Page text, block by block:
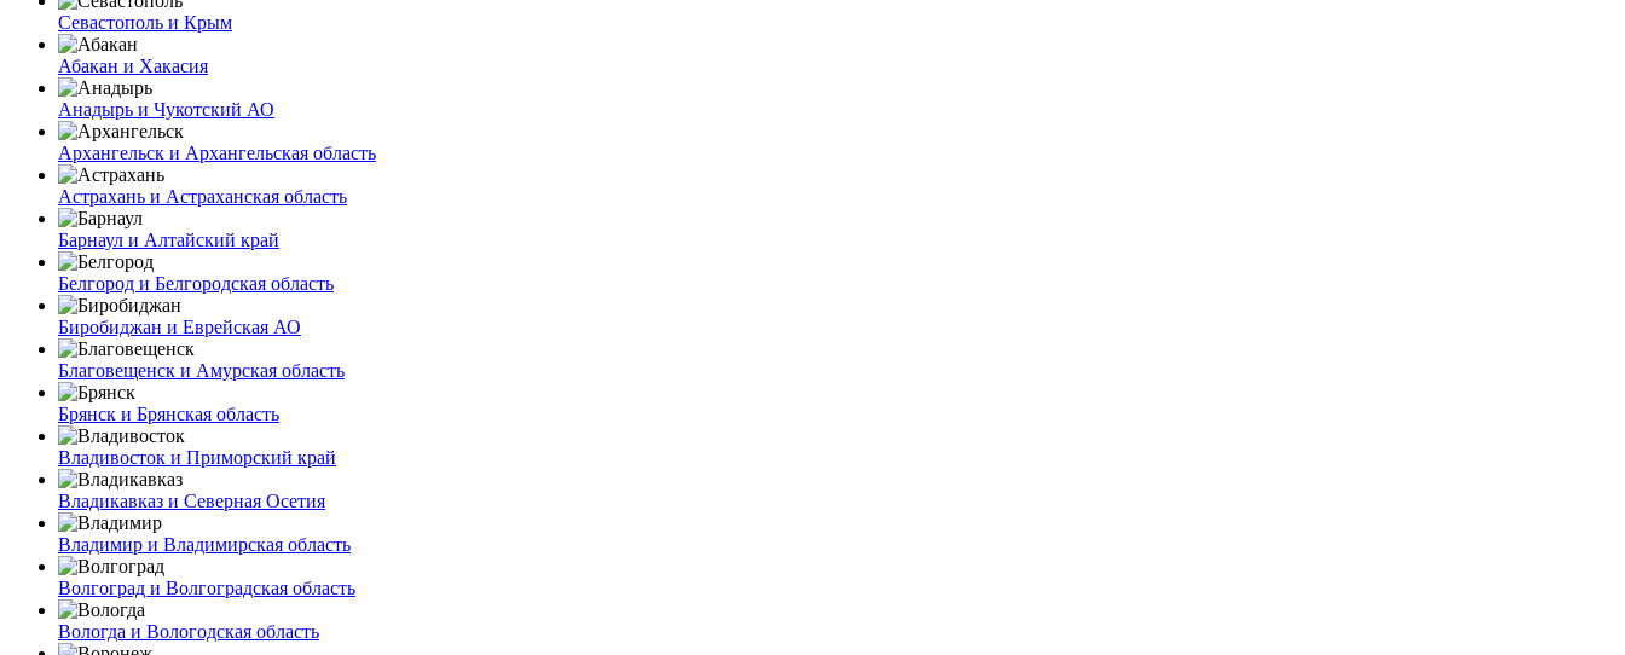
Севастополь и Крым
Абакан и Хакасия
Анадырь и Чукотский АО
Архангельск и Архангельская область
Астрахань и Астраханская область
Барнаул и Алтайский край
Белгород и Белгородская область
Биробиджан и Еврейская АО
Благовещенск и Амурская область
Брянск и Брянская область
Владивосток и Приморский край
Владикавказ и Северная Осетия
Владимир и Владимирская область
Волгоград и Волгоградская область
Вологда и Вологодская область